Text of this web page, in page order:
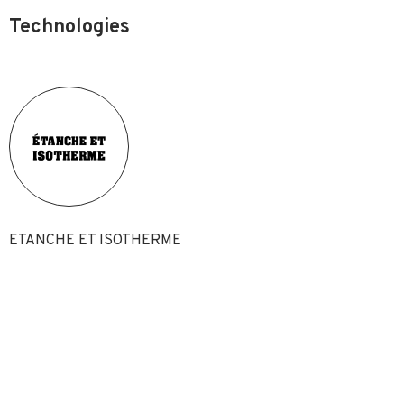
Technologies
ETANCHE ET ISOTHERME